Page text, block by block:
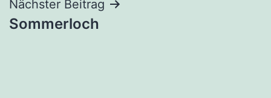
Nächster Beitrag
Sommerloch